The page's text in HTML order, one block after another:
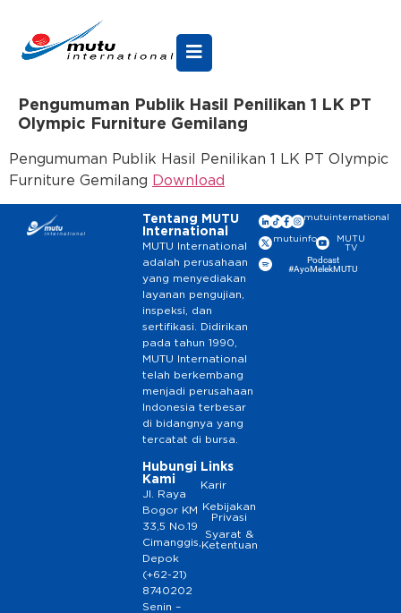
Pengumuman Publik Hasil Penilikan 1 LK PT
Olympic Furniture Gemilang
Pengumuman Publik Hasil Penilikan 1 LK PT Olympic
Furniture Gemilang Download
Tentang MUTU
International
MUTU International
adalah perusahaan
yang menyediakan
layanan pengujian,
inspeksi, dan
sertifikasi. Didirikan
pada tahun 1990,
MUTU International
telah berkembang
menjadi perusahaan
Indonesia terbesar
di bidangnya yang
tercatat di bursa.
Hubungi
Kami
Jl. Raya
Bogor KM
33,5 No.19
Cimanggis,
Depok
(+62-21)
8740202
Senin –
Links
Karir
Kebijakan
Privasi
Syarat &
Ketentuan
mutuinternational
mutuinfo
MUTU
TV
Podcast
#AyoMelekMUTU